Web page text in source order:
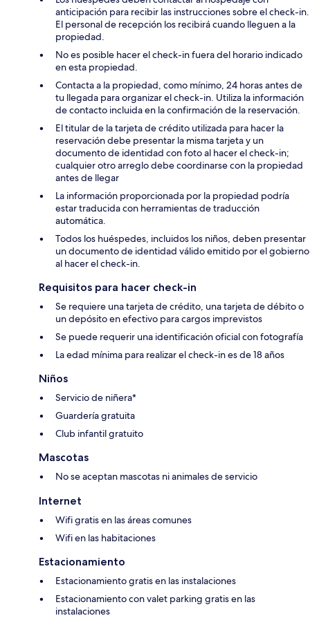
anticipación para recibir las instrucciones sobre el check-in.
El personal de recepción los recibirá cuando lleguen a la
propiedad.
No es posible hacer el check-in fuera del horario indicado
en esta propiedad.
Contacta a la propiedad, como mínimo, 24 horas antes de
tu llegada para organizar el check-in. Utiliza la información
de contacto incluida en la confirmación de la reservación.
El titular de la tarjeta de crédito utilizada para hacer la
reservación debe presentar la misma tarjeta y un
documento de identidad con foto al hacer el check-in;
cualquier otro arreglo debe coordinarse con la propiedad
antes de llegar
La información proporcionada por la propiedad podría
estar traducida con herramientas de traducción
automática.
Todos los huéspedes, incluidos los niños, deben presentar
un documento de identidad válido emitido por el gobierno
al hacer el check-in.
Requisitos para hacer check-in
Se requiere una tarjeta de crédito, una tarjeta de débito o
un depósito en efectivo para cargos imprevistos
Se puede requerir una identificación oficial con fotografía
La edad mínima para realizar el check-in es de 18 años
Niños
Servicio de niñera*
Guardería gratuita
Club infantil gratuito
Mascotas
No se aceptan mascotas ni animales de servicio
Internet
Wifi gratis en las áreas comunes
Wifi en las habitaciones
Estacionamiento
Estacionamiento gratis en las instalaciones
Estacionamiento con valet parking gratis en las
instalaciones